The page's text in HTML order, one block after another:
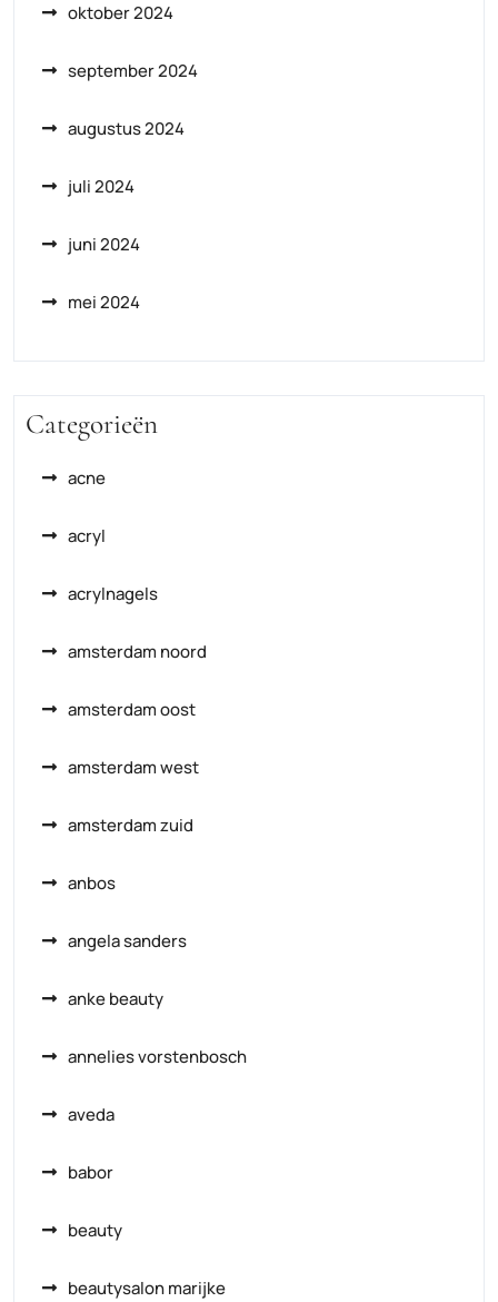
oktober 2024
september 2024
augustus 2024
juli 2024
juni 2024
mei 2024
Categorieën
acne
acryl
acrylnagels
amsterdam noord
amsterdam oost
amsterdam west
amsterdam zuid
anbos
angela sanders
anke beauty
annelies vorstenbosch
aveda
babor
beauty
beautysalon marijke